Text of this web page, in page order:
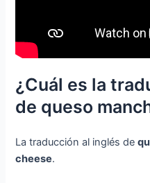
¿Cuál es la
de queso
La traducción al inglés de
cheese.